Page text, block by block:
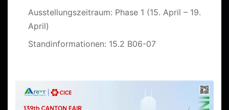
Ausstellungszeitraum: Phase 1 (15. April – 19.
April)
Standinformationen: 15.2 B06-07